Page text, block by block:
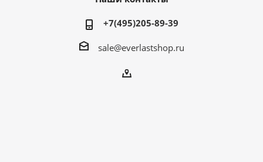
+7(495)205-89-39
sale@everlastshop.ru